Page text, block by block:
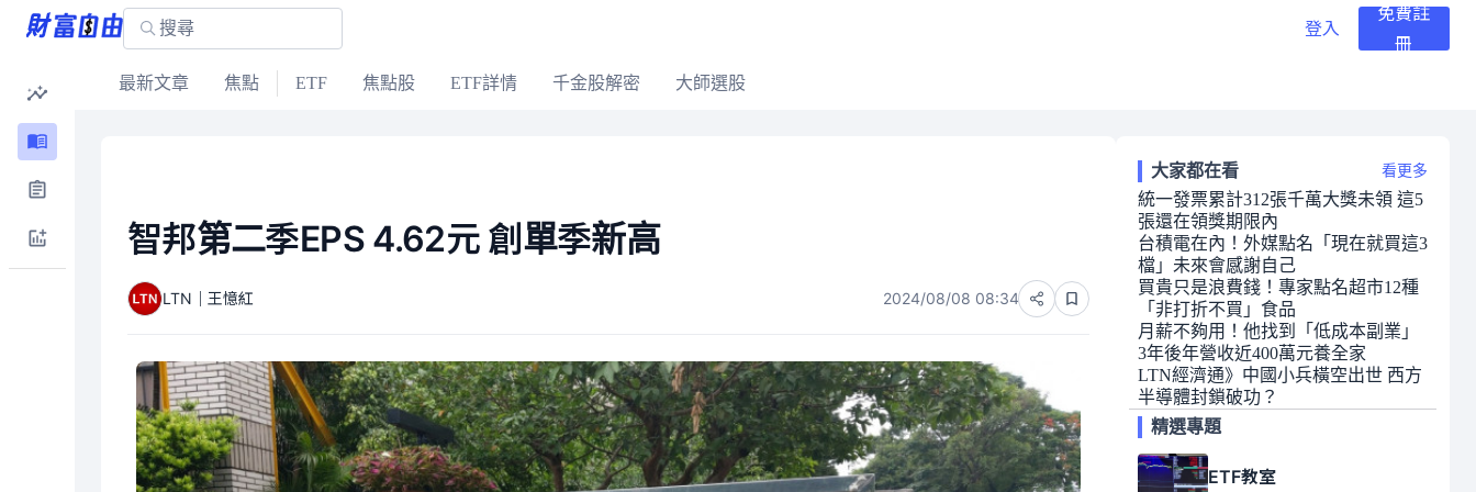
登入
免費註
冊
最新文章 焦點 ETF 焦點股 ETF詳情 千金股解密 大師選股
智邦第二季EPS 4.62元 創單季新高
LTN｜王憶紅 2024/08/08 08:34
大家都在看 看更多
統一發票累計312張千萬大獎未領 這5
張還在領獎期限內
台積電在內！外媒點名「現在就買這3
檔」未來會感謝自己
買貴只是浪費錢！專家點名超市12種
「非打折不買」食品
月薪不夠用！他找到「低成本副業」
3年後年營收近400萬元養全家
LTN經濟通》中國小兵橫空出世 西方
半導體封鎖破功？
精選專題
ETF教室